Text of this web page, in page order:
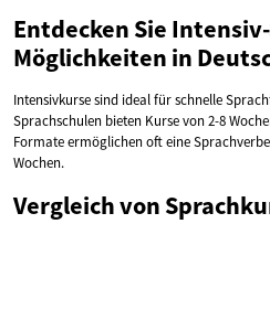
Entdecken Sie
Möglichkeiten in
Intensivkurse sind ideal für schnelle
Sprachschulen bieten Kurse von 2-8
Formate ermöglichen oft eine
Wochen.
Vergleich von